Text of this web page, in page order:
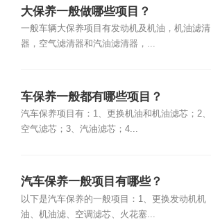
大保养一般做哪些项目？
一般车辆大保养项目有发动机及机油，机油滤清
器，空气滤清器和汽油滤清器，...
车保养一般都有哪些项目？
汽车保养项目有：1、更换机油和机油滤芯；2、
空气滤芯；3、汽油滤芯；4...
汽车保养一般项目有哪些？
以下是汽车保养的一般项目：1、更换发动机机
油、机油滤、空调滤芯、火花塞...